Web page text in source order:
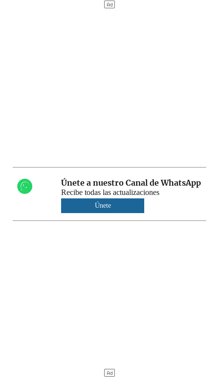
Únete a nuestro Canal de WhatsApp
Recibe todas las actualizaciones
Únete